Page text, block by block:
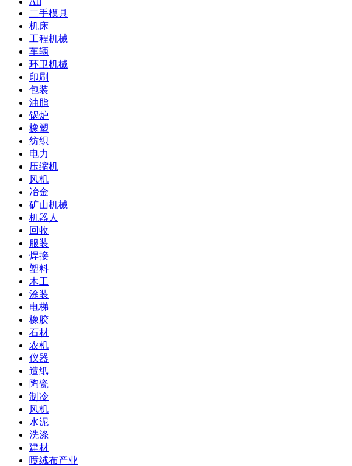
二手模具
机床
工程机械
车辆
环卫机械
印刷
包装
油脂
锅炉
橡塑
纺织
电力
压缩机
风机
冶金
矿山机械
机器人
回收
服装
焊接
塑料
木工
涂装
电梯
橡胶
石材
农机
仪器
造纸
陶瓷
制冷
风机
水泥
洗涤
建材
喷绒布产业